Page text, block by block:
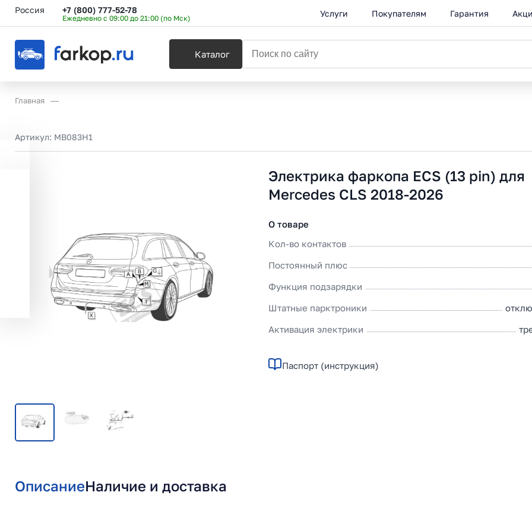
Россия +7 (800) 777-52-78
Ежедневно с 09:00 до 21:00 (по Мск) Услуги Покупателям Гарантия
Каталог
Главная
Артикул: MB083H1
Электрика фаркопа ECS (13 pin) для
Mercedes CLS 2018-2026
О товаре
Кол-во контактов
Постоянный плюс
Функция подзарядки
Штатные парктроники
Активация электрики
Паспорт (инструкция)
ОписаниеНаличие и доставка